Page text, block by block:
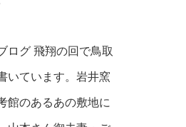
ログ 飛翔の回で鳥取
いています。岩井窯
館のあるあの敷地に